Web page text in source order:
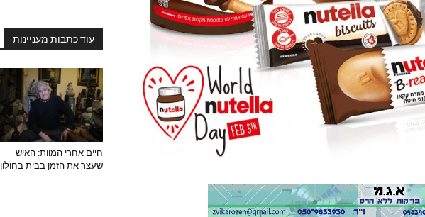
עוד כתבות מעניינות
חיים אחרי המוות: האיש
שעצר את הזמן בבית בחולון